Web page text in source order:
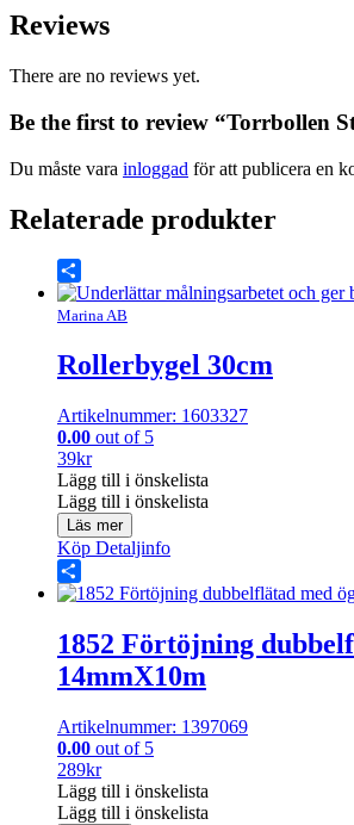
Reviews
There are no reviews yet.
Be the first to review “Torrbollen
Du måste vara inloggad för att publicera en
Relaterade produkter
Share
Marina AB
Rollerbygel 30cm
Artikelnummer: 1603327
0.00 out of 5
39kr
Lägg till i önskelista
Lägg till i önskelista
Läs mer
Köp Detaljinfo
Share
1852 Förtöjning
14mmX10m
Artikelnummer: 1397069
0.00 out of 5
289kr
Lägg till i önskelista
Lägg till i önskelista